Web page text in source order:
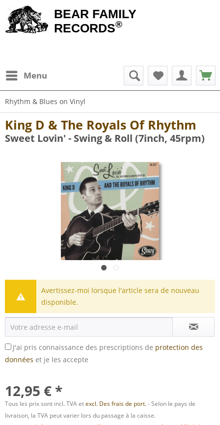
BEAR FAMILY
RECORDS®
Menu
Rhythm & Blues on Vinyl
King D & The Royals Of Rhythm
Sweet Lovin' - Swing & Roll (7inch, 45rpm)
Avertissez-moi lorsque l'article sera de nouveau
disponible.
J'ai pris connaissance des prescriptions de protection des
données et je les accepte
12,95 € *
Tous les prix sont incl. TVA etexcl. Des frais de port.- Selon le pays de
livraison, la TVA peut varier lors du passage à la caisse.